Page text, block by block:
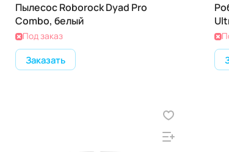
Пылесос Roborock Dyad Pro
Combo, белый
Под заказ
Заказать